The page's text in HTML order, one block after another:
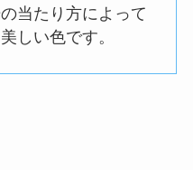
当たり方によって
しい色です。